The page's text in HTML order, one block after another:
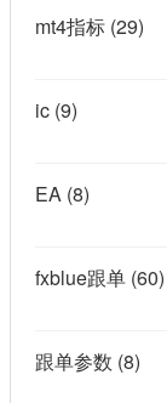
mt4指标 (29)
ic (9)
EA (8)
fxblue跟单 (60)
跟单参数 (8)